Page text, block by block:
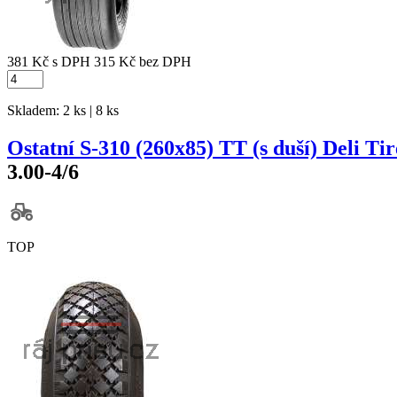
381 Kč s DPH 315 Kč bez DPH
Skladem: 2 ks | 8 ks
Ostatní S-310 (260x85) TT (s duší) Deli
3.00-4/6
TOP